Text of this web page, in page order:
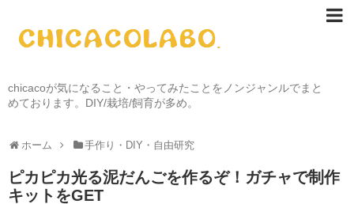
chicacoが気になること・やってみたことをノンジャンルでまと
めております。DIY/栽培/飼育が多め。
ホーム 手作り・DIY・自由研究
ピカピカ光る泥だんごを作るぞ！ガチャで制作
キットをGET